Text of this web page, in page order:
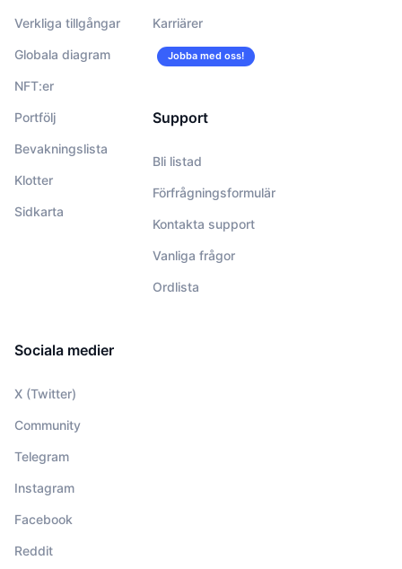
Verkliga tillgångar
Globala diagram
NFT:er
Portfölj
Bevakningslista
Klotter
Sidkarta
Karriärer
Jobba med oss!
Support
Bli listad
Förfrågningsformulär
Kontakta support
Vanliga frågor
Ordlista
Sociala medier
X (Twitter)
Community
Telegram
Instagram
Facebook
Reddit